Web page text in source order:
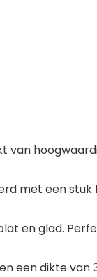
met een
en glad.
een dikte van